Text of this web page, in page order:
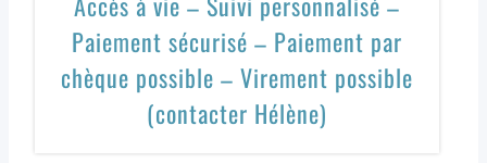
Paiement sécurisé – Paiement par
chèque possible – Virement possible
(contacter Hélène)